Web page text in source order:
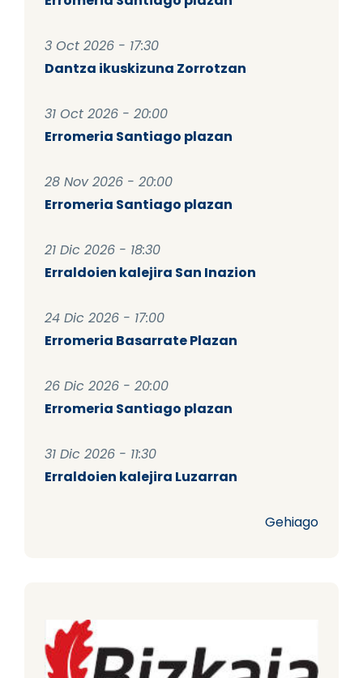
3 Oct 2026 - 17:30
Dantza ikuskizuna Zorrotzan
31 Oct 2026 - 20:00
Erromeria Santiago plazan
28 Nov 2026 - 20:00
Erromeria Santiago plazan
21 Dic 2026 - 18:30
Erraldoien kalejira San Inazion
24 Dic 2026 - 17:00
Erromeria Basarrate Plazan
26 Dic 2026 - 20:00
Erromeria Santiago plazan
31 Dic 2026 - 11:30
Erraldoien kalejira Luzarran
Gehiago